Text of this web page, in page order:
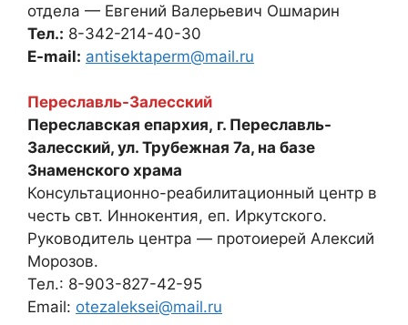
отдела — Евгений Валерьевич Ошмарин
Тел.: 8-342-214-40-30
E-mail: antisektaperm@mail.ru
Переславль-Залесский
Переславская епархия, г. Переславль-
Залесский, ул. Трубежная 7а, на базе
Знаменского храма
Консультационно-реабилитационный центр в
честь свт. Иннокентия, еп. Иркутского.
Руководитель центра — протоиерей Алексий
Морозов.
Тел.: 8-903-827-42-95
Email: otezaleksei@mail.ru